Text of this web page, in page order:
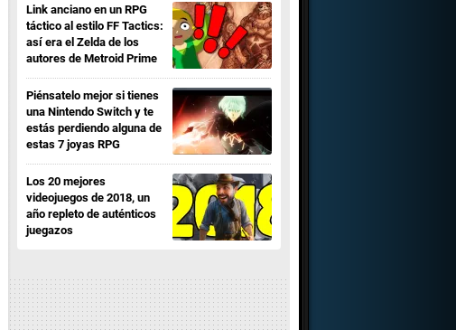
Link anciano en un RPG
táctico al estilo FF Tactics:
así era el Zelda de los
autores de Metroid Prime
Piénsatelo mejor si tienes
una Nintendo Switch y te
estás perdiendo alguna de
estas 7 joyas RPG
Los 20 mejores
videojuegos de 2018, un
año repleto de auténticos
juegazos